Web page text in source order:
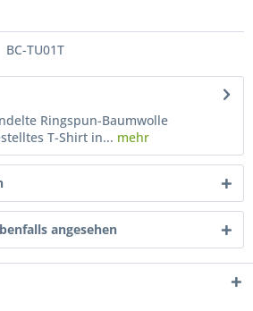
BC-TU01T
Ringspun-Baumwolle
T-Shirt in... mehr
angesehen